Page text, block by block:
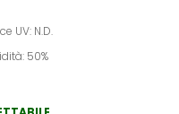
UV: N.D.
50%